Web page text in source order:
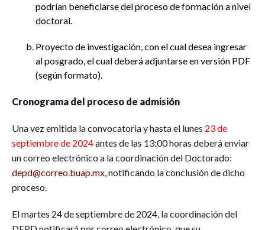
podrían beneficiarse del proceso de formación a nivel
doctoral.
Proyecto de investigación, con el cual desea ingresar
al posgrado, el cual deberá adjuntarse en versión PDF
(según formato).
Cronograma del proceso de admisión
Una vez emitida la convocatoria y hasta el lunes 23 de
septiembre de 2024antes de las 13:00 horas deberá enviar
un correo electrónico a la coordinación del Doctorado:
depd@correo.buap.mx, notificando la conclusión de dicho
proceso.
El martes 24 de septiembre de 2024, la coordinación del